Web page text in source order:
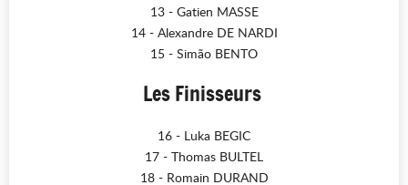
13 - Gatien MASSE
14 - Alexandre DE NARDI
15 - Simão BENTO
Les Finisseurs
16 - Luka BEGIC
17 - Thomas BULTEL
18 - Romain DURAND